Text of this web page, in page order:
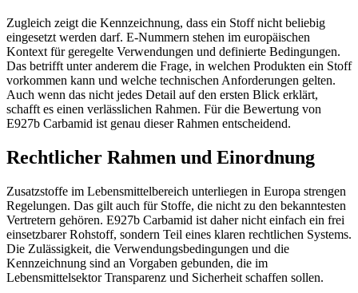
Zugleich zeigt die Kennzeichnung, dass ein Stoff nicht beliebig
eingesetzt werden darf. E-Nummern stehen im europäischen
Kontext für geregelte Verwendungen und definierte Bedingungen.
Das betrifft unter anderem die Frage, in welchen Produkten ein Stoff
vorkommen kann und welche technischen Anforderungen gelten.
Auch wenn das nicht jedes Detail auf den ersten Blick erklärt,
schafft es einen verlässlichen Rahmen. Für die Bewertung von
E927b Carbamid ist genau dieser Rahmen entscheidend.
Rechtlicher Rahmen und Einordnung
Zusatzstoffe im Lebensmittelbereich unterliegen in Europa strengen
Regelungen. Das gilt auch für Stoffe, die nicht zu den bekanntesten
Vertretern gehören. E927b Carbamid ist daher nicht einfach ein frei
einsetzbarer Rohstoff, sondern Teil eines klaren rechtlichen Systems.
Die Zulässigkeit, die Verwendungsbedingungen und die
Kennzeichnung sind an Vorgaben gebunden, die im
Lebensmittelsektor Transparenz und Sicherheit schaffen sollen.